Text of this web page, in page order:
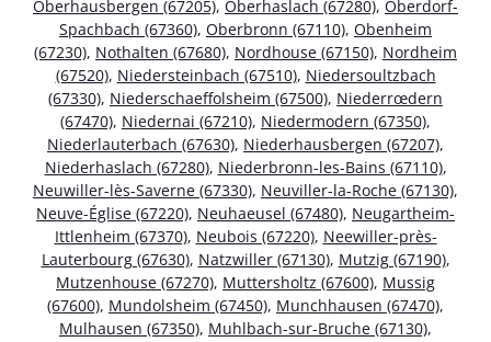
Oberhausbergen (67205), Oberhaslach (67280), Oberdorf-
Spachbach (67360), Oberbronn (67110), Obenheim
(67230), Nothalten (67680), Nordhouse (67150), Nordheim
(67520), Niedersteinbach (67510), Niedersoultzbach
(67330), Niederschaeffolsheim (67500), Niederrœdern
(67470), Niedernai (67210), Niedermodern (67350),
Niederlauterbach (67630), Niederhausbergen (67207),
Niederhaslach (67280), Niederbronn-les-Bains (67110),
Neuwiller-lès-Saverne (67330), Neuviller-la-Roche (67130),
Neuve-Église (67220), Neuhaeusel (67480), Neugartheim-
Ittlenheim (67370), Neubois (67220), Neewiller-près-
Lauterbourg (67630), Natzwiller (67130), Mutzig (67190),
Mutzenhouse (67270), Muttersholtz (67600), Mussig
(67600), Mundolsheim (67450), Munchhausen (67470),
Mulhausen (67350), Muhlbach-sur-Bruche (67130),